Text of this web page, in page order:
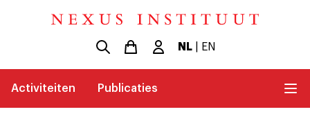
NL| EN
Activiteiten Publicaties